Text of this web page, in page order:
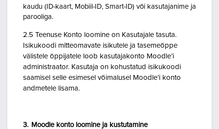
kaudu (ID-kaart, Mobiil-ID, Smart-ID) või kasutajanime ja
parooliga.
2.5 Teenuse Konto loomine on Kasutajale tasuta.
Isikukoodi mitteomavate isikutele ja tasemeõppe
välistele õppijatele loob kasutajakonto Moodle’i
administraator. Kasutaja on kohustatud isikukoodi
saamisel selle esimesel võimalusel Moodle’i konto
andmetele lisama.
3. Moodle konto loomine ja kustutamine